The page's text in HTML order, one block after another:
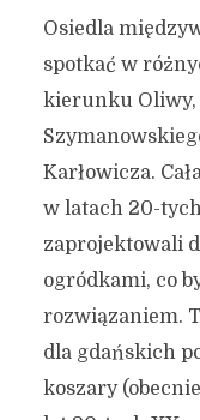
Osiedla
spotkać w
kierunku Oliwy,
Karłowicza.
w latach 20-
zaprojektowali
ogródkami, co
rozwiązaniem.
dla gdańskich
koszary